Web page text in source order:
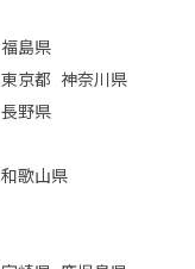
福島県
東京都 神奈川県
長野県
和歌山県